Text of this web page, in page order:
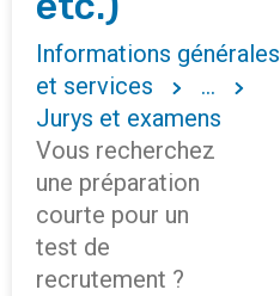
Informations générales
et services
...
Jurys et examens
Vous recherchez
une préparation
courte pour un
test de
recrutement ?